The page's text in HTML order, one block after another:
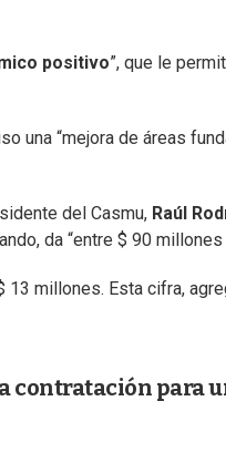
positivo”, que le
una “mejora de áreas
del Casmu, Raúl
da “entre $ 90
millones. Esta cifra,
contratación para